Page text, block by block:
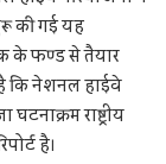
की गई यह
के फण्ड से तैयार
कि नेशनल हाईवे
राष्ट्रीय
है।